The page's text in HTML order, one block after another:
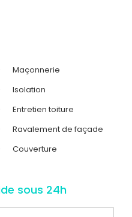
Maçonnerie
Isolation
Entretien toiture
Ravalement de façade
Couverture
sous 24h